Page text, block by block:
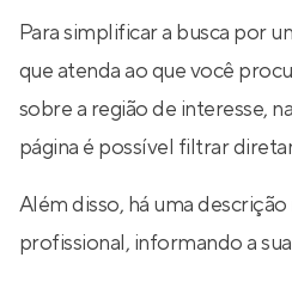
Para simplificar a busca por
que atenda ao que você
sobre a região de interesse,
página é possível filtrar
Além disso, há uma
profissional, informando a